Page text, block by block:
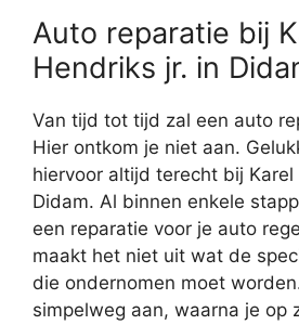
Auto reparatie bij
Hendriks jr. in
Van tijd tot tijd zal een auto
Hier ontkom je niet aan.
hiervoor altijd terecht bij Karel
Didam. Al binnen enkele
een reparatie voor je auto
maakt het niet uit wat de
die ondernomen moet
simpelweg aan, waarna je op